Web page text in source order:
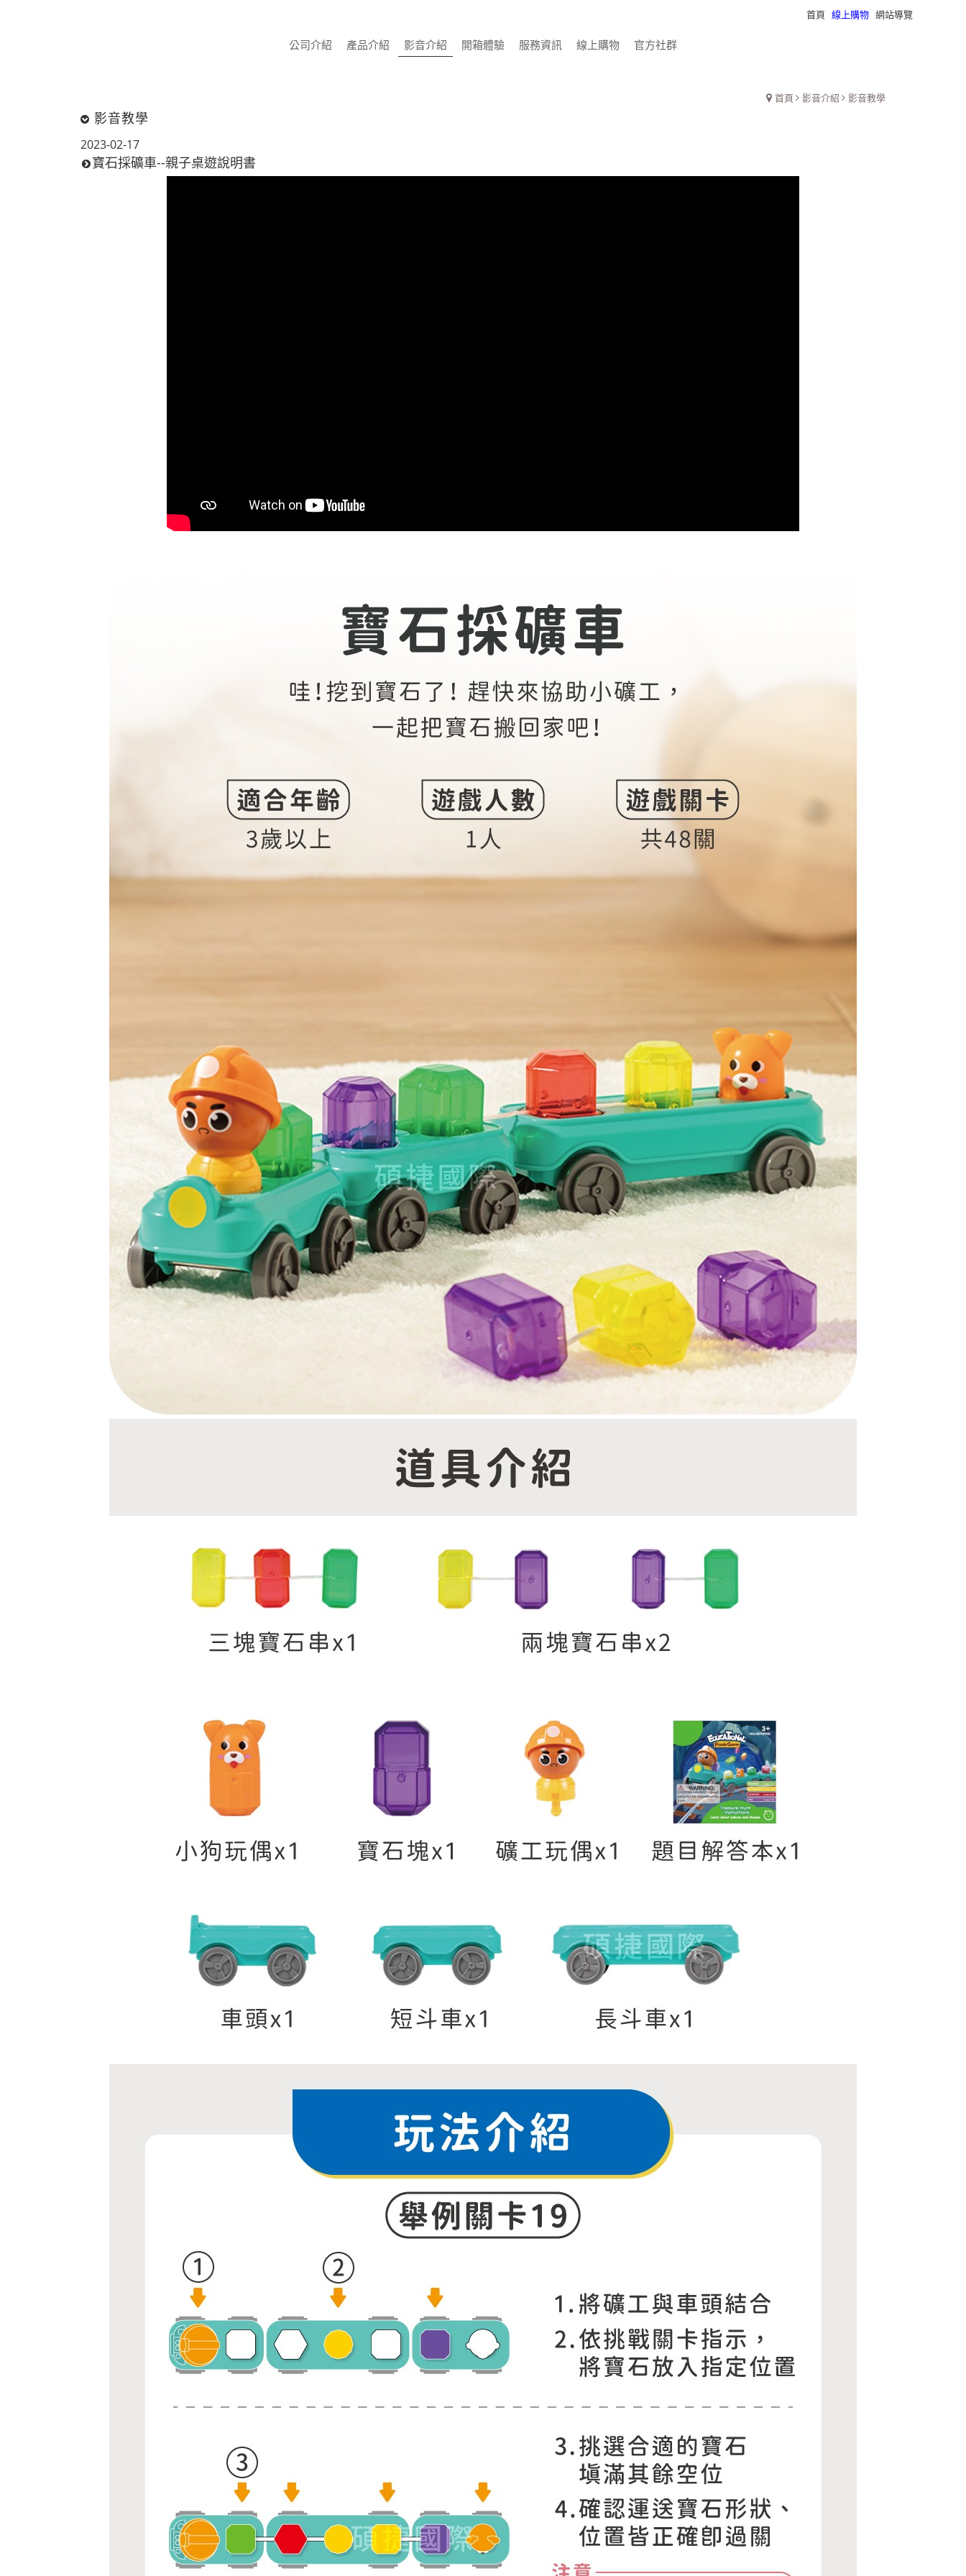
首頁 線上購物 網站導覽
公司介紹 產品介紹 影音介紹 開箱體驗 服務資訊 線上購物 官方社群
首頁 影音介紹 影音教學
影音教學
2023-02-17
寶石採礦車--親子桌遊說明書